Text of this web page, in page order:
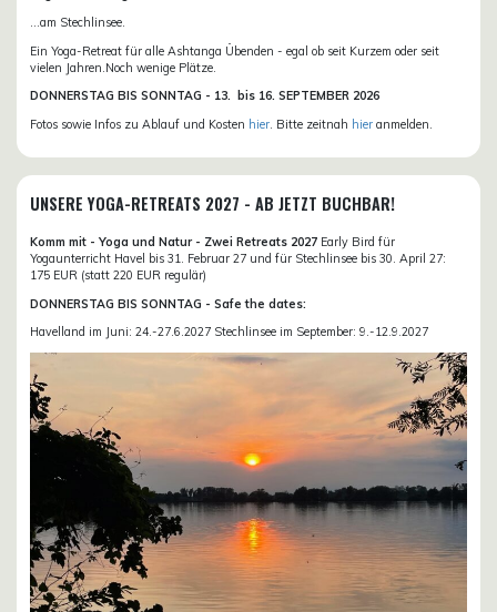
...am Stechlinsee.
Ein Yoga-Retreat für alle Ashtanga Übenden - egal ob seit Kurzem oder seit
vielen Jahren.Noch wenige Plätze.
DONNERSTAG BIS SONNTAG - 13. bis 16. SEPTEMBER 2026
Fotos sowie Infos zu Ablauf und Kosten hier . Bitte zeitnah hier anmelden.
UNSERE YOGA-RETREATS 2027 - AB JETZT BUCHBAR!
Komm mit - Yoga und Natur - Zwei Retreats 2027 Early Bird für
Yogaunterricht Havel bis 31. Februar 27 und für Stechlinsee bis 30. April 27:
175 EUR (statt 220 EUR regulär)
DONNERSTAG BIS SONNTAG - Safe the dates:
Havelland im Juni: 24.-27.6.2027 Stechlinsee im September: 9.-12.9.2027